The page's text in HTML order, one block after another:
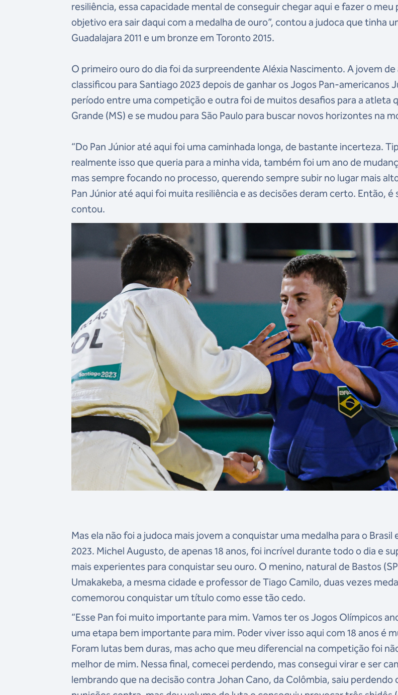
resiliência, essa capacidade mental de conseguir chegar aqui e fazer o meu
objetivo era sair daqui com a medalha de ouro”, contou a judoca que tinha
Guadalajara 2011 e um bronze em Toronto 2015.
O primeiro ouro do dia foi da surpreendente Aléxia Nascimento. A jovem de
classificou para Santiago 2023 depois de ganhar os Jogos Pan-americanos
período entre uma competição e outra foi de muitos desafios para a atleta
Grande (MS) e se mudou para São Paulo para buscar novos horizontes na
“Do Pan Júnior até aqui foi uma caminhada longa, de bastante incerteza.
realmente isso que queria para a minha vida, também foi um ano de
mas sempre focando no processo, querendo sempre subir no lugar mais
Pan Júnior até aqui foi muita resiliência e as decisões deram certo. Então, é
contou.
Mas ela não foi a judoca mais jovem a conquistar uma medalha para o Brasil
2023. Michel Augusto, de apenas 18 anos, foi incrível durante todo o dia e
mais experientes para conquistar seu ouro. O menino, natural de Bastos
Umakakeba, a mesma cidade e professor de Tiago Camilo, duas vezes
comemorou conquistar um título como esse tão cedo.
“Esse Pan foi muito importante para mim. Vamos ter os Jogos Olímpicos
uma etapa bem importante para mim. Poder viver isso aqui com 18 anos é
Foram lutas bem duras, mas acho que meu diferencial na competição foi
melhor de mim. Nessa final, comecei perdendo, mas consegui virar e ser
lembrando que na decisão contra Johan Cano, da Colômbia, saiu perdendo